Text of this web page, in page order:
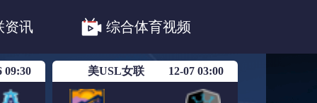
资讯 综合体育视频
09:30 美USL女联 12-07 03:00